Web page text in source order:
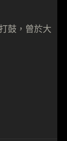
鼓，曾於大